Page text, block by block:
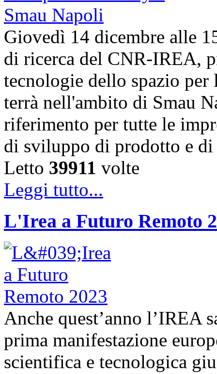
Giovedì 14 dicembre alle
di ricerca del CNR-IREA,
tecnologie dello spazio per
terrà nell'ambito di Smau
riferimento per tutte le
di sviluppo di prodotto e
Letto 39911 volte
Leggi tutto...
L'Irea a Futuro Remoto
Anche quest’anno l’IREA
prima manifestazione
scientifica e tecnologica